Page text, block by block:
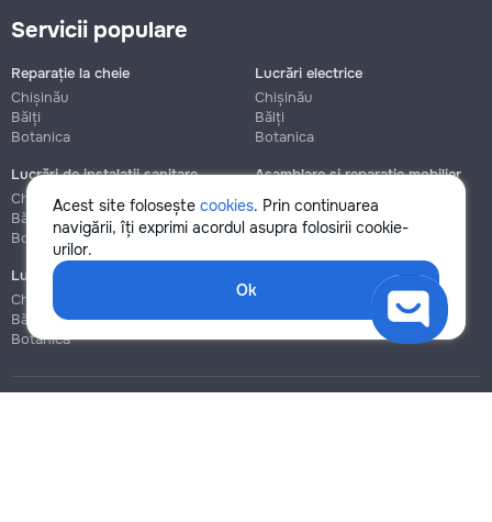
Acest site folosește cookies. Prin continuarea
navigării, îți exprimi acordul asupra folosirii cookie-
urilor.
Ok
Servicii populare
Reparație la cheie
Chișinău
Bălți
Botanica
Lucrări electrice
Chișinău
Bălți
Botanica
Lucrări de instalații sanitare
Chișinău
Bălți
Botanica
Asamblare și reparație mobilier
Chișinău
Botanica
Lucrări de construcție și instalare
Chișinău
Bălți
Botanica